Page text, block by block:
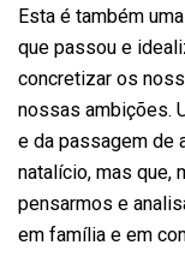
Esta é também
que passou e
concretizar os
nossas ambições.
e da passagem de
natalício, mas que,
pensarmos e
em família e em